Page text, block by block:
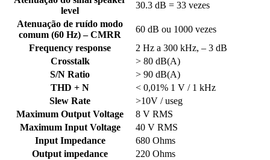
level
30.3 dB = 33 vezes
Atenuação de ruído modo
comum (60 Hz) – CMRR
60 dB ou 1000 vezes
Frequency response
2 Hz a 300 kHz, – 3 dB
Crosstalk
> 80 dB(A)
S/N Ratio
> 90 dB(A)
THD + N
< 0,01% 1 V / 1 kHz
Slew Rate
>10V / useg
Maximum Output Voltage
8 V RMS
Maximum Input Voltage
40 V RMS
Input Impedance
680 Ohms
Output impedance
220 Ohms